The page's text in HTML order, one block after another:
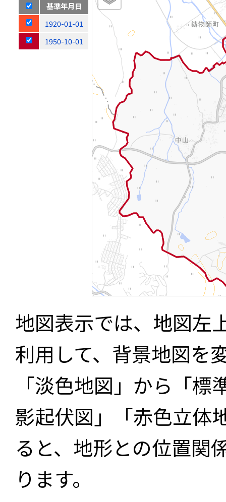
基準年月日
1920-01-01
1950-10-01
地図表示では、地図左
利用して、背景地図を
「淡色地図」から「
影起伏図」「赤色立体
ると、地形との位置関
ります。